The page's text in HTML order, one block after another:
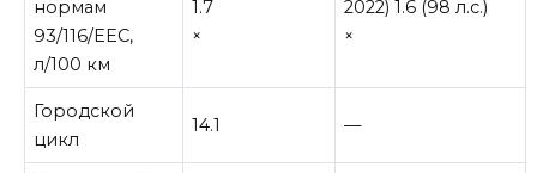
нормам
93/116/EEC,
л/100 км
1.7
×
2022) 1.6 (98 л.с.)
×
Городской
цикл
14.1 —